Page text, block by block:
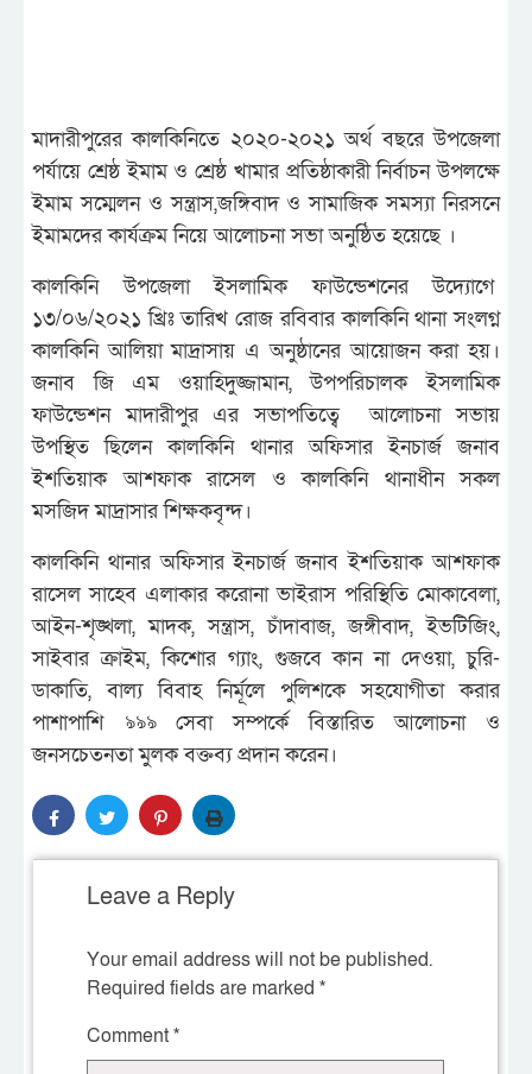
মাদারীপুরের কালকিনিতে ২০২০-২০২১ অর্থ বছরে উপজেলা
পর্যায়ে শ্রেষ্ঠ ইমাম ও শ্রেষ্ঠ খামার প্রতিষ্ঠাকারী নির্বাচন উপলক্ষে
ইমাম সম্মেলন ও সন্ত্রাস,জঙ্গিবাদ ও সামাজিক সমস্যা নিরসনে
ইমামদের কার্যক্রম নিয়ে আলোচনা সভা অনুষ্ঠিত হয়েছে ।
কালকিনি উপজেলা ইসলামিক ফাউন্ডেশনের উদ্যোগে
১৩/০৬/২০২১ খ্রিঃ তারিখ রোজ রবিবার কালকিনি থানা সংলগ্ন
কালকিনি আলিয়া মাদ্রাসায় এ অনুষ্ঠানের আয়োজন করা হয়।
জনাব জি এম ওয়াহিদুজ্জামান, উপপরিচালক ইসলামিক
ফাউন্ডেশন মাদারীপুর এর সভাপতিত্বে আলোচনা সভায়
উপস্থিত ছিলেন কালকিনি থানার অফিসার ইনচার্জ জনাব
ইশতিয়াক আশফাক রাসেল ও কালকিনি থানাধীন সকল
মসজিদ মাদ্রাসার শিক্ষকবৃন্দ।
কালকিনি থানার অফিসার ইনচার্জ জনাব ইশতিয়াক আশফাক
রাসেল সাহেব এলাকার করোনা ভাইরাস পরিস্থিতি মোকাবেলা,
আইন-শৃঙ্খলা, মাদক, সন্ত্রাস, চাঁদাবাজ, জঙ্গীবাদ, ইভটিজিং,
সাইবার ক্রাইম, কিশোর গ্যাং, গুজবে কান না দেওয়া, চুরি-
ডাকাতি, বাল্য বিবাহ নির্মূলে পুলিশকে সহযোগীতা করার
পাশাপাশি ঌঌঌ সেবা সম্পর্কে বিস্তারিত আলোচনা ও
জনসচেতনতা মুলক বক্তব্য প্রদান করেন।
Leave a Reply
Your email address will not be published.
Required fields are marked *
Comment*